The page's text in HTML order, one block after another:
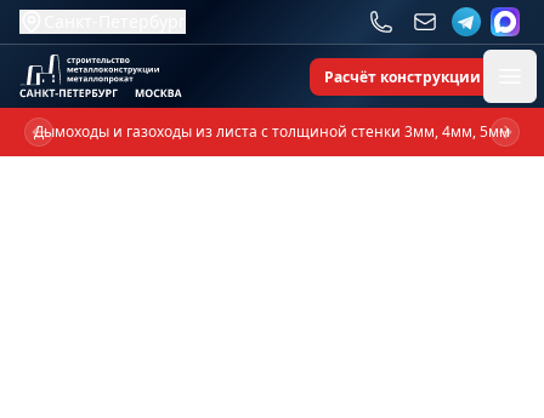
Расчёт конструкции
Дымоходы и газоходы из листа с толщиной стенки 3мм, 4мм, 5мм
Previous slide